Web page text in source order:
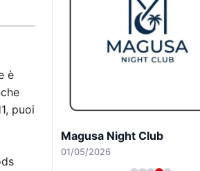
è
puoi
Magusa Night Club
01/05/2026